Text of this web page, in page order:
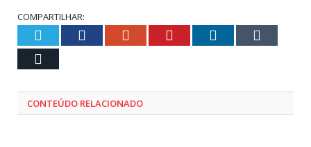
COMPARTILHAR:
Twitter Facebook Google+ Pinterest LinkedIn
CONTEÚDO RELACIONADO